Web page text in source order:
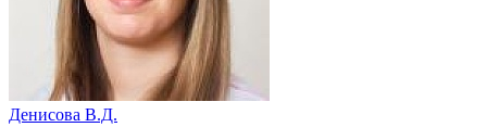
Денисова В.Д.